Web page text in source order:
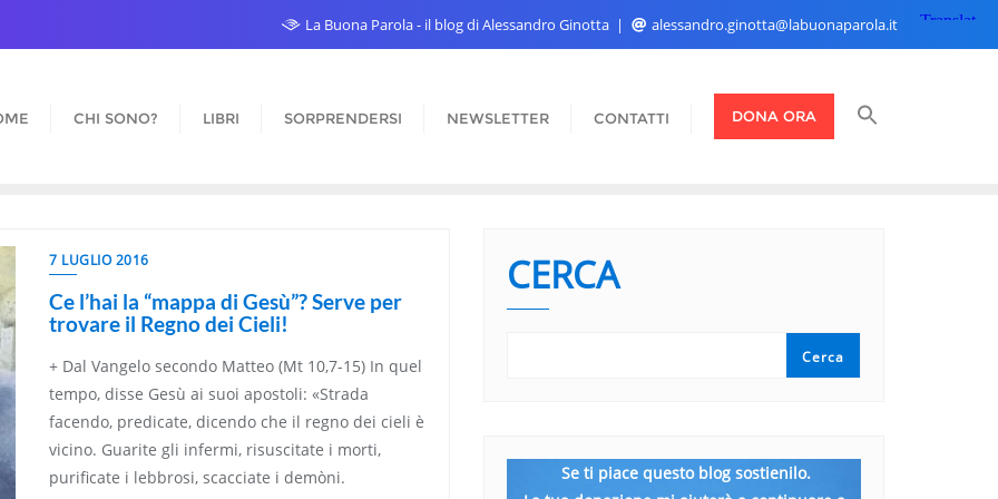
La Buona Parola - il blog di Alessandro Ginotta alessandro.ginotta@labuonaparola.it
CHI SONO? LIBRI SORPRENDERSI NEWSLETTER CONTATTI DONA ORA
7 LUGLIO 2016
Ce l’hai la “mappa di Gesù”? Serve per
trovare il Regno dei Cieli!
+ Dal Vangelo secondo Matteo (Mt 10,7-15) In quel
tempo, disse Gesù ai suoi apostoli: «Strada
facendo, predicate, dicendo che il regno dei cieli è
vicino. Guarite gli infermi, risuscitate i morti,
purificate i lebbrosi, scacciate i demòni.
CERCA
Cerca
Se ti piace questo blog sostienilo.